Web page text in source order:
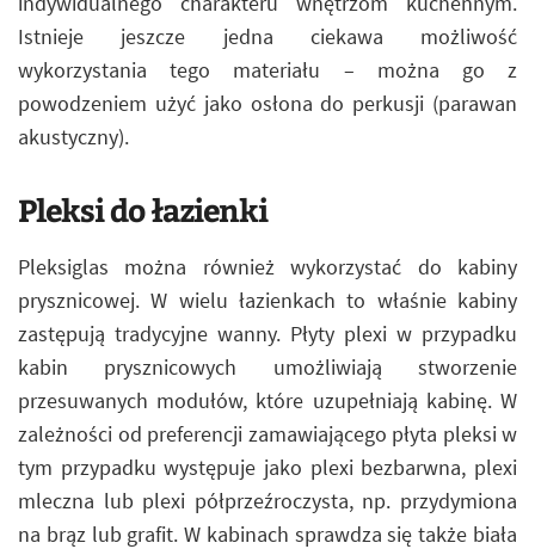
Istnieje jeszcze jedna ciekawa możliwość
wykorzystania tego materiału – można go z
powodzeniem użyć jako osłona do perkusji (parawan
akustyczny).
Pleksi do łazienki
Pleksiglas można również wykorzystać do kabiny
prysznicowej. W wielu łazienkach to właśnie kabiny
zastępują tradycyjne wanny. Płyty plexi w przypadku
kabin prysznicowych umożliwiają stworzenie
przesuwanych modułów, które uzupełniają kabinę. W
zależności od preferencji zamawiającego płyta pleksi w
tym przypadku występuje jako plexi bezbarwna, plexi
mleczna lub plexi półprzeźroczysta, np. przydymiona
na brąz lub grafit. W kabinach sprawdza się także biała